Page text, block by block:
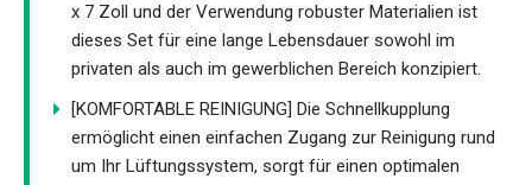
x 7 Zoll und der Verwendung robuster Materialien ist
dieses Set für eine lange Lebensdauer sowohl im
privaten als auch im gewerblichen Bereich konzipiert.
[KOMFORTABLE REINIGUNG] Die Schnellkupplung
ermöglicht einen einfachen Zugang zur Reinigung rund
um Ihr Lüftungssystem, sorgt für einen optimalen